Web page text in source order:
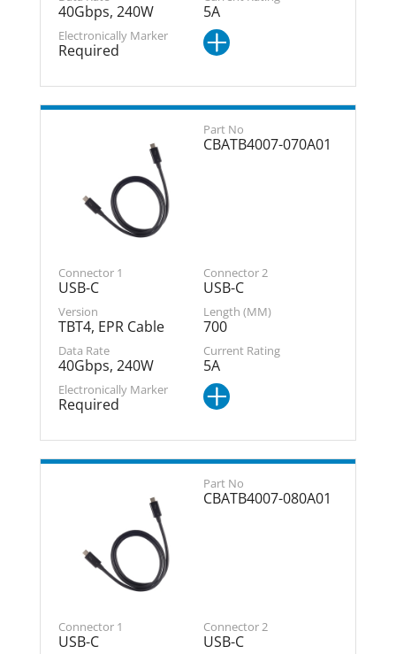
40Gbps, 240W
5A
Required
CBATB4007-070A01
USB-C
USB-C
TBT4, EPR Cable
700
40Gbps, 240W
5A
Required
CBATB4007-080A01
USB-C
USB-C